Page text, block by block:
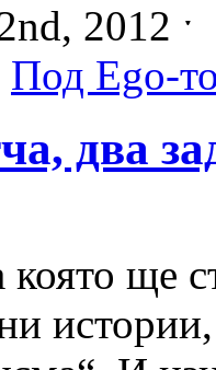
2012 ˑ
Под Ego-
два
която ще